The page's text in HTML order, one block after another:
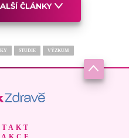
ČLÁNKY
STUDIE VÝZKUM